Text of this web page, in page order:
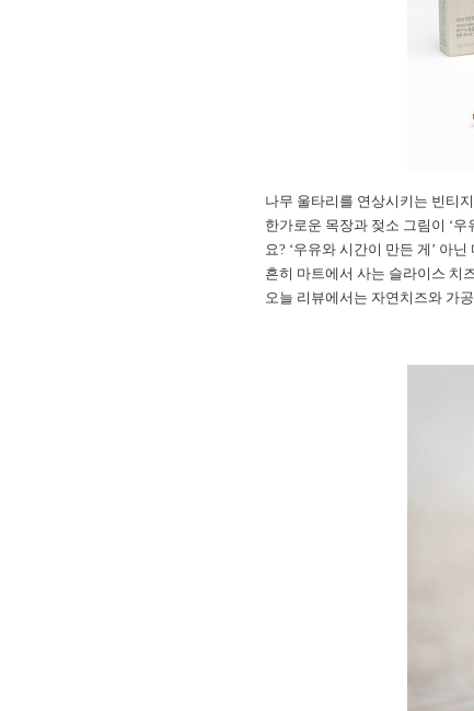
나무 울타리를 연상시키는 빈티
한가로운 목장과 젖소 그림이 ‘
요? ‘우유와 시간이 만든 게’ 아
흔히 마트에서 사는 슬라이스 치
오늘 리뷰에서는 자연치즈와 가